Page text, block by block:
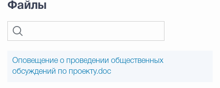
Файлы
Оповещение о проведении общественных
обсуждений по проекту.doc